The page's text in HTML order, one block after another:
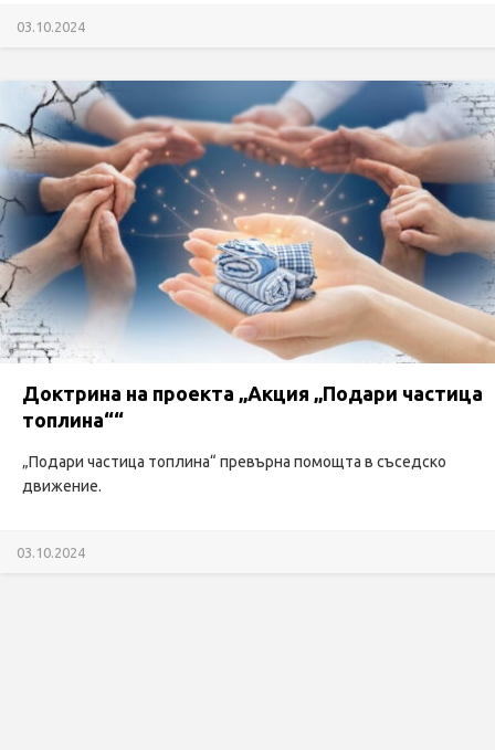
03.10.2024
Доктрина на проекта „Акция „Подари частица
топлина““
„Подари частица топлина“ превърна помощта в съседско
движение.
03.10.2024